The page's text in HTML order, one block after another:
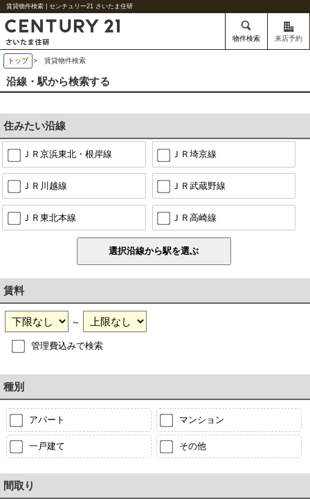
賃貸物件検索 | センチュリー21 さいたま住研
物件検索 来店予約
トップ > 賃貸物件検索
沿線・駅から検索する
住みたい沿線
ＪＲ京浜東北・根岸線 ＪＲ埼京線
ＪＲ川越線 ＪＲ武蔵野線
ＪＲ東北本線 ＪＲ高崎線
賃料
～
管理費込みで検索
種別
アパート マンション
一戸建て その他
間取り